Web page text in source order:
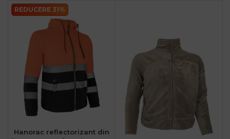
REDUCERE 31%
Hanorac reflectorizant din